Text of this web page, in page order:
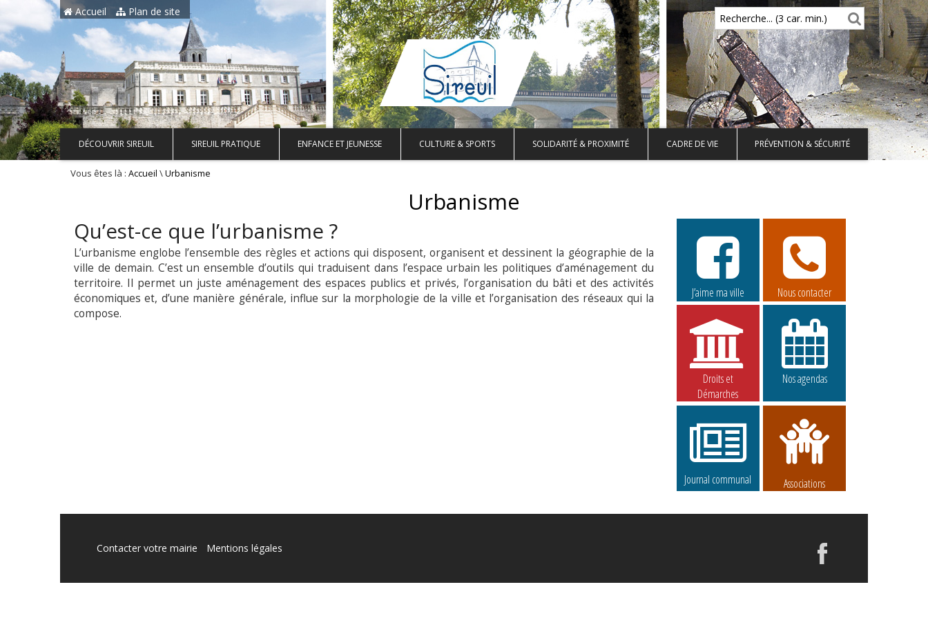
Aller au contenu principal
Accueil Plan de site
Recherche... (3 car. min.)
DÉCOUVRIR SIREUIL SIREUIL PRATIQUE ENFANCE ET JEUNESSE CULTURE & SPORTS SOLIDARITÉ & PROXIMITÉ CADRE DE VIE PRÉVENTION & SÉCURITÉ
Vous êtes là : Accueil \Urbanisme
Urbanisme
Qu’est-ce que l’urbanisme ?
L’urbanisme englobe l’ensemble des règles et actions qui disposent, organisent et dessinent la géographie de la
ville de demain. C’est un ensemble d’outils qui traduisent dans l’espace urbain les politiques d’aménagement du
territoire. Il permet un juste aménagement des espaces publics et privés, l’organisation du bâti et des activités
économiques et, d’une manière générale, influe sur la morphologie de la ville et l’organisation des réseaux qui la
compose.
J’aime ma ville Nous contacter
Droits et
Démarches
Nos agendas
Journal communal Associations
Contacter votre mairie Mentions légales